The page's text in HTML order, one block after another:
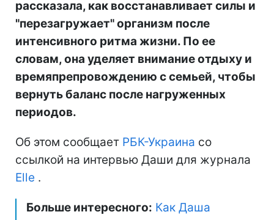
рассказала, как восстанавливает силы и
"перезагружает" организм после
интенсивного ритма жизни. По ее
словам, она уделяет внимание отдыху и
времяпрепровождению с семьей, чтобы
вернуть баланс после нагруженных
периодов.
Об этом сообщает РБК-Украина со
ссылкой на интервью Даши для журнала
Elle .
Больше интересного: Как Даша